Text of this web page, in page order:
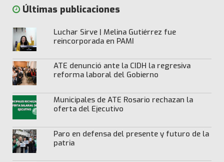
Últimas publicaciones
Luchar Sirve | Melina Gutiérrez fue
reincorporada en PAMI
ATE denunció ante la CIDH la regresiva
reforma laboral del Gobierno
Municipales de ATE Rosario rechazan la
oferta del Ejecutivo
Paro en defensa del presente y futuro de la
patria